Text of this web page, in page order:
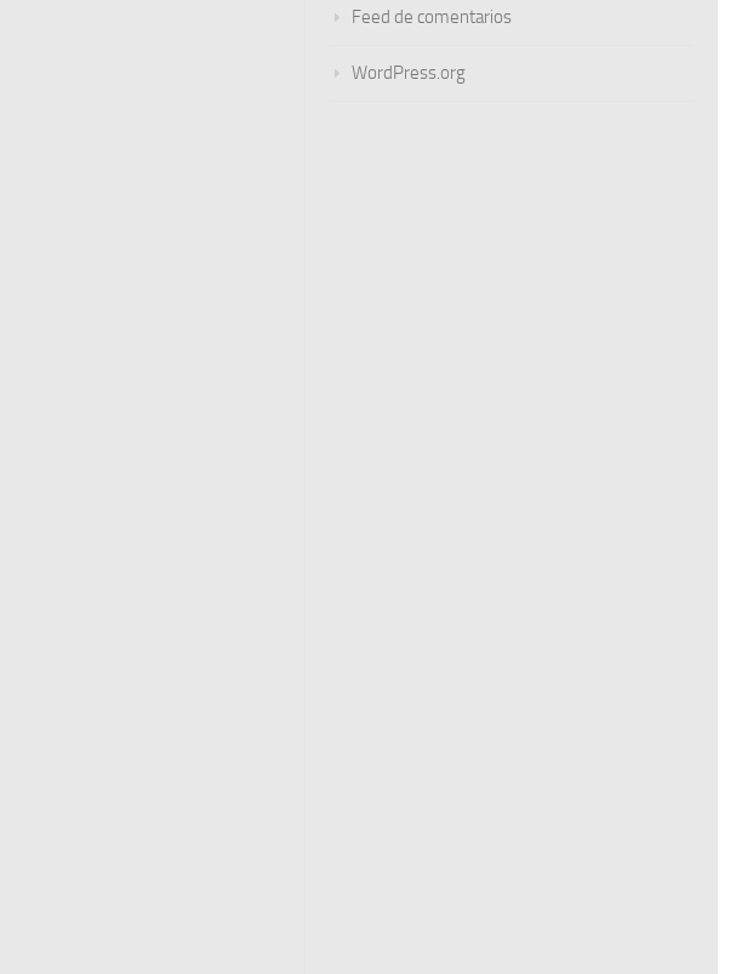
Feed de comentarios
WordPress.org